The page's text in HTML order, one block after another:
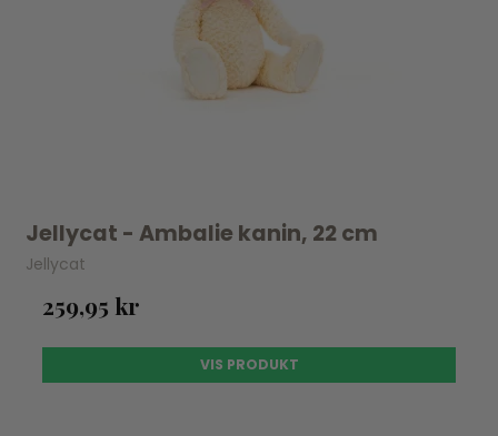
Jellycat - Ambalie kanin, 22 cm
Jellycat
259,95 kr
VIS PRODUKT